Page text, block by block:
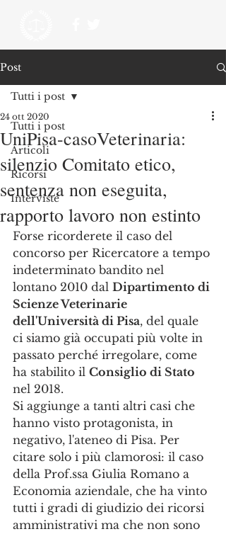
Post
Tutti i post
Articoli
Ricorsi
Interviste
Tutti i post
UniPisa-casoVeterinaria:
silenzio Comitato etico,
sentenza non eseguita,
rapporto lavoro non estinto
24 ott 2020
Forse ricorderete il caso del
concorso per Ricercatore a tempo
indeterminato bandito nel
lontano 2010 dal Dipartimento di
Scienze Veterinarie
dell'Università di Pisa, del quale
ci siamo già occupati più volte in
passato perché irregolare, come
ha stabilito il Consiglio di Stato
nel 2018.
Si aggiunge a tanti altri casi che
hanno visto protagonista, in
negativo, l'ateneo di Pisa. Per
citare solo i più clamorosi: il caso
della Prof.ssa Giulia Romano a
Economia aziendale, che ha vinto
tutti i gradi di giudizio dei ricorsi
amministrativi ma che non sono